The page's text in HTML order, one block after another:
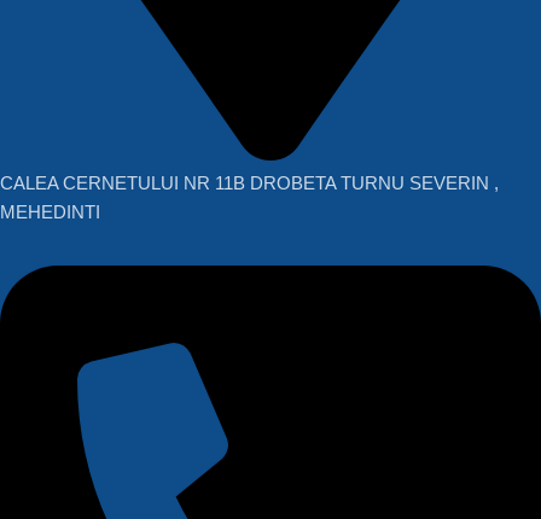
CALEA CERNETULUI NR 11B DROBETA TURNU SEVERIN ,
MEHEDINTI